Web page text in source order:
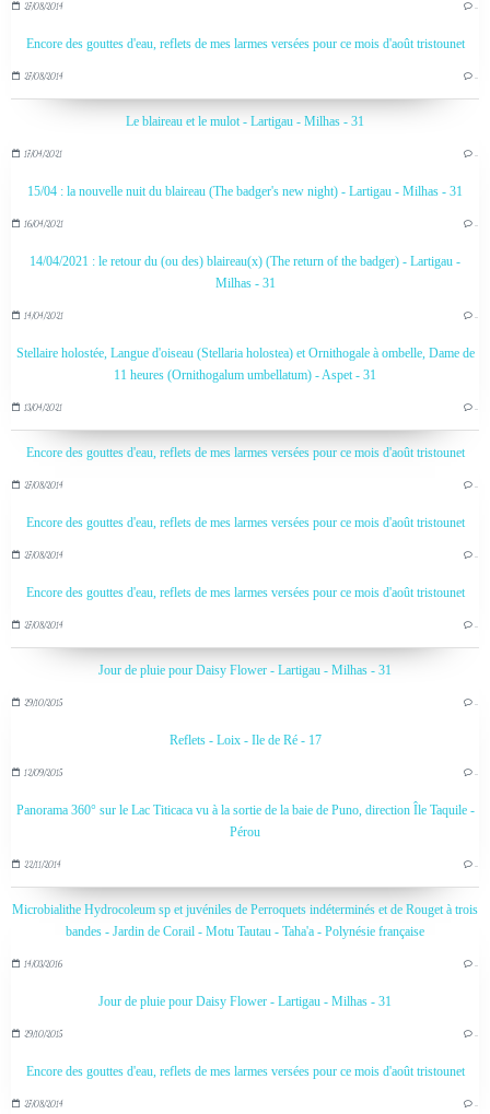
27/08/2014 …
Encore des gouttes d'eau, reflets de mes larmes versées pour ce mois d'août tristounet
27/08/2014 …
Le blaireau et le mulot - Lartigau - Milhas - 31
17/04/2021 …
15/04 : la nouvelle nuit du blaireau (The badger's new night) - Lartigau - Milhas - 31
16/04/2021 …
14/04/2021 : le retour du (ou des) blaireau(x) (The return of the badger) - Lartigau -
Milhas - 31
14/04/2021 …
Stellaire holostée, Langue d'oiseau (Stellaria holostea) et Ornithogale à ombelle, Dame de
11 heures (Ornithogalum umbellatum) - Aspet - 31
13/04/2021 …
Encore des gouttes d'eau, reflets de mes larmes versées pour ce mois d'août tristounet
27/08/2014 …
Encore des gouttes d'eau, reflets de mes larmes versées pour ce mois d'août tristounet
27/08/2014 …
Encore des gouttes d'eau, reflets de mes larmes versées pour ce mois d'août tristounet
27/08/2014 …
Jour de pluie pour Daisy Flower - Lartigau - Milhas - 31
29/10/2015 …
Reflets - Loix - Ile de Ré - 17
12/09/2015 …
Panorama 360° sur le Lac Titicaca vu à la sortie de la baie de Puno, direction Île Taquile -
Pérou
22/11/2014 …
Microbialithe Hydrocoleum sp et juvéniles de Perroquets indéterminés et de Rouget à trois
bandes - Jardin de Corail - Motu Tautau - Taha'a - Polynésie française
14/03/2016 …
Jour de pluie pour Daisy Flower - Lartigau - Milhas - 31
29/10/2015 …
Encore des gouttes d'eau, reflets de mes larmes versées pour ce mois d'août tristounet
27/08/2014 …